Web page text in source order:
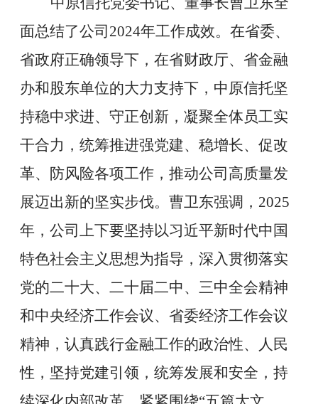
面总结了公司 2024年工作成效。在省委、
省政府正确领导下，在省财政厅、省金融
办和股东单位的大力支持下，中原信托坚
持稳中求进、守正创新，凝聚全体员工实
干合力，统筹推进强党建、稳增长、促改
革、防风险各项工作，推动公司高质量发
展迈出新的坚实步伐。曹卫东强调， 2025
年，公司上下要坚持以习近平新时代中国
特色社会主义思想为指导，深入贯彻落实
党的二十大、二十届二中、三中全会精神
和中央经济工作会议、省委经济工作会议
精神，认真践行金融工作的政治性、人民
性，坚持党建引领，统筹发展和安全，持